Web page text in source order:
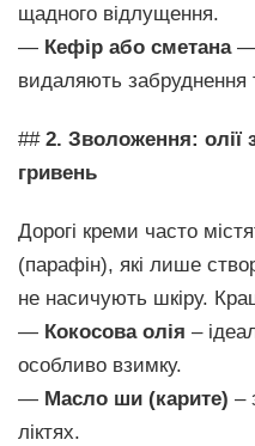
щадного відлущення.
— Кефір або сметана—
видаляють забруднення
## 2. Зволоження: олії
гривень
Дорогі креми часто
(парафін), які лише
не насичують шкіру.
— Кокосова олія –
особливо взимку.
— Масло ши (карите) –
ліктях.